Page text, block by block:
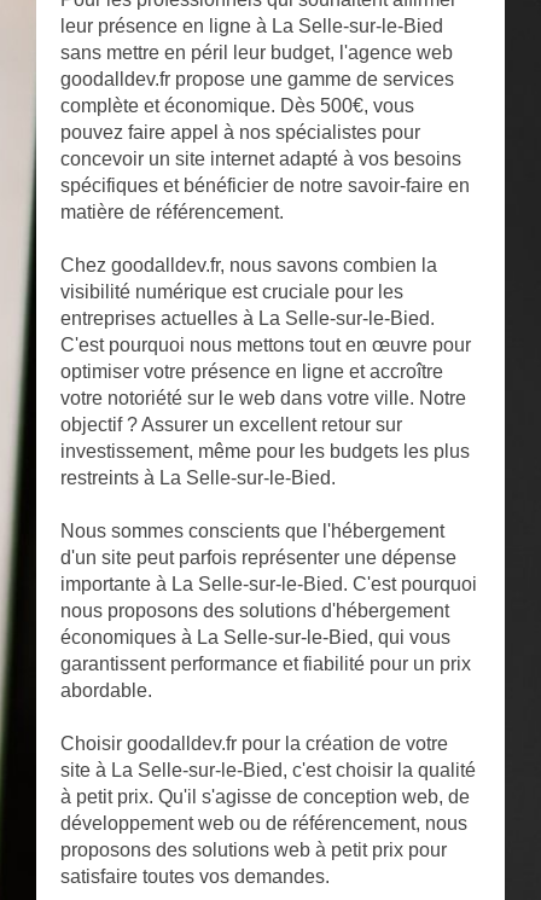
leur présence en ligne à La Selle-sur-le-Bied
sans mettre en péril leur budget, l'agence web
goodalldev.fr propose une gamme de services
complète et économique. Dès 500€, vous
pouvez faire appel à nos spécialistes pour
concevoir un site internet adapté à vos besoins
spécifiques et bénéficier de notre savoir-faire en
matière de référencement.
Chez goodalldev.fr, nous savons combien la
visibilité numérique est cruciale pour les
entreprises actuelles à La Selle-sur-le-Bied.
C'est pourquoi nous mettons tout en œuvre pour
optimiser votre présence en ligne et accroître
votre notoriété sur le web dans votre ville. Notre
objectif ? Assurer un excellent retour sur
investissement, même pour les budgets les plus
restreints à La Selle-sur-le-Bied.
Nous sommes conscients que l'hébergement
d'un site peut parfois représenter une dépense
importante à La Selle-sur-le-Bied. C'est pourquoi
nous proposons des solutions d'hébergement
économiques à La Selle-sur-le-Bied, qui vous
garantissent performance et fiabilité pour un prix
abordable.
Choisir goodalldev.fr pour la création de votre
site à La Selle-sur-le-Bied, c'est choisir la qualité
à petit prix. Qu'il s'agisse de conception web, de
développement web ou de référencement, nous
proposons des solutions web à petit prix pour
satisfaire toutes vos demandes.